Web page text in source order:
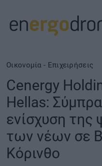
ΥΠΟΔΟΜΕΣ
REAL ESTATE
ΠΕΡΙΒΑΛΛΟΝ
ΕΝΕΡΓΕΙΑ
Οικονομία - Επιχειρήσεις
Cenergy
Hellas:
ενίσχυση της
των νέων σε
Κόρινθο